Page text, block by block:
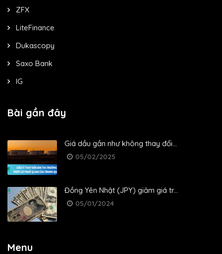
ZFX
LiteFinance
Dukascopy
Saxo Bank
IG
Bài gần đây
Giá dầu gần như không thay đổi...
05/02/2025
Đồng Yên Nhật (JPY) giảm giá tr...
05/01/2024
Menu